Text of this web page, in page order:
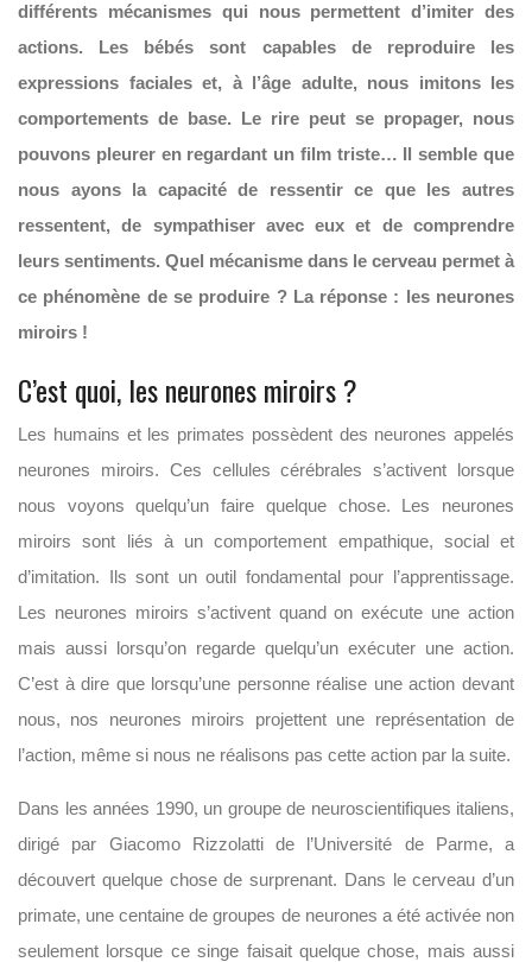
différents mécanismes qui nous permettent d’imiter des
actions. Les bébés sont capables de reproduire les
expressions faciales et, à l’âge adulte, nous imitons les
comportements de base. Le rire peut se propager, nous
pouvons pleurer en regardant un film triste… Il semble que
nous ayons la capacité de ressentir ce que les autres
ressentent, de sympathiser avec eux et de comprendre
leurs sentiments. Quel mécanisme dans le cerveau permet à
ce phénomène de se produire ? La réponse : les neurones
miroirs !
C’est quoi, les neurones miroirs ?
Les humains et les primates possèdent des neurones appelés
neurones miroirs. Ces cellules cérébrales s’activent lorsque
nous voyons quelqu’un faire quelque chose. Les neurones
miroirs sont liés à un comportement empathique, social et
d’imitation. Ils sont un outil fondamental pour l’apprentissage.
Les neurones miroirs s’activent quand on exécute une action
mais aussi lorsqu’on regarde quelqu’un exécuter une action.
C’est à dire que lorsqu’une personne réalise une action devant
nous, nos neurones miroirs projettent une représentation de
l’action, même si nous ne réalisons pas cette action par la suite.
Dans les années 1990, un groupe de neuroscientifiques italiens,
dirigé par Giacomo Rizzolatti de l’Université de Parme, a
découvert quelque chose de surprenant. Dans le cerveau d’un
primate, une centaine de groupes de neurones a été activée non
seulement lorsque ce singe faisait quelque chose, mais aussi